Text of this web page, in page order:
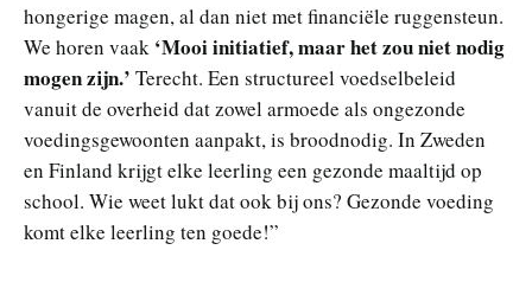
hongerige magen, al dan niet met financiële ruggensteun.
We horen vaak ‘Mooi initiatief, maar het zou niet nodig
mogen zijn.’ Terecht. Een structureel voedselbeleid
vanuit de overheid dat zowel armoede als ongezonde
voedingsgewoonten aanpakt, is broodnodig. In Zweden
en Finland krijgt elke leerling een gezonde maaltijd op
school. Wie weet lukt dat ook bij ons? Gezonde voeding
komt elke leerling ten goede!”